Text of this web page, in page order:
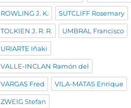
ROWLING J. K. SUTCLIFF Rosemary
TOLKIEN J. R. R. UMBRAL Francisco
URIARTE Iñaki
VALLE-INCLAN Ramón del
VARGAS Fred VILA-MATAS Enrique
ZWEIG Stefan